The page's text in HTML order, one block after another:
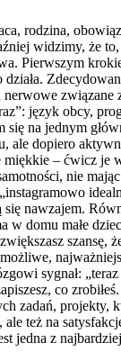
rodzina,
widzimy, że
Pierwszym
język obcy,
na jednym
dopiero
– ćwicz
nie
nawzajem.
domu małe
sygnał:
co
zadań,
też na
jedna z